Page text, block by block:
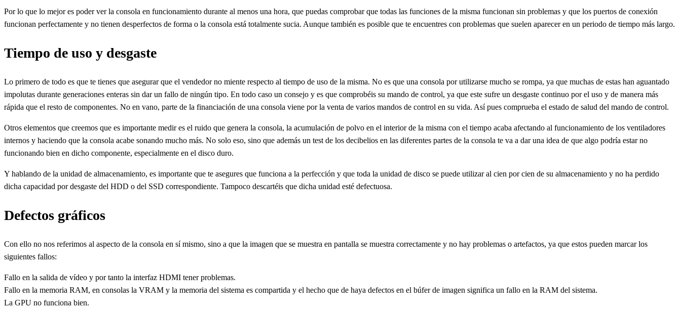
Por lo que lo mejor es poder ver la consola en funcionamiento durante al menos una hora, que puedas comprobar que todas las funciones de la misma funcionan sin problemas y que los puertos de conexión
funcionan perfectamente y no tienen desperfectos de forma o la consola está totalmente sucia. Aunque también es posible que te encuentres con problemas que suelen aparecer en un periodo de tiempo más largo.
Tiempo de uso y desgaste
Lo primero de todo es que te tienes que asegurar que el vendedor no miente respecto al tiempo de uso de la misma. No es que una consola por utilizarse mucho se rompa, ya que muchas de estas han aguantado
impolutas durante generaciones enteras sin dar un fallo de ningún tipo. En todo caso un consejo y es que comprobéis su mando de control, ya que este sufre un desgaste continuo por el uso y de manera más
rápida que el resto de componentes. No en vano, parte de la financiación de una consola viene por la venta de varios mandos de control en su vida. Así pues comprueba el estado de salud del mando de control.
Otros elementos que creemos que es importante medir es el ruido que genera la consola, la acumulación de polvo en el interior de la misma con el tiempo acaba afectando al funcionamiento de los ventiladores
internos y haciendo que la consola acabe sonando mucho más. No solo eso, sino que además un test de los decibelios en las diferentes partes de la consola te va a dar una idea de que algo podría estar no
funcionando bien en dicho componente, especialmente en el disco duro.
Y hablando de la unidad de almacenamiento, es importante que te asegures que funciona a la perfección y que toda la unidad de disco se puede utilizar al cien por cien de su almacenamiento y no ha perdido
dicha capacidad por desgaste del HDD o del SSD correspondiente. Tampoco descartéis que dicha unidad esté defectuosa.
Defectos gráficos
Con ello no nos referimos al aspecto de la consola en sí mismo, sino a que la imagen que se muestra en pantalla se muestra correctamente y no hay problemas o artefactos, ya que estos pueden marcar los
siguientes fallos:
Fallo en la salida de vídeo y por tanto la interfaz HDMI tener problemas.
Fallo en la memoria RAM, en consolas la VRAM y la memoria del sistema es compartida y el hecho que de haya defectos en el búfer de imagen significa un fallo en la RAM del sistema.
La GPU no funciona bien.